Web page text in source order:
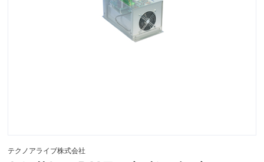
テクノアライブ株式会社